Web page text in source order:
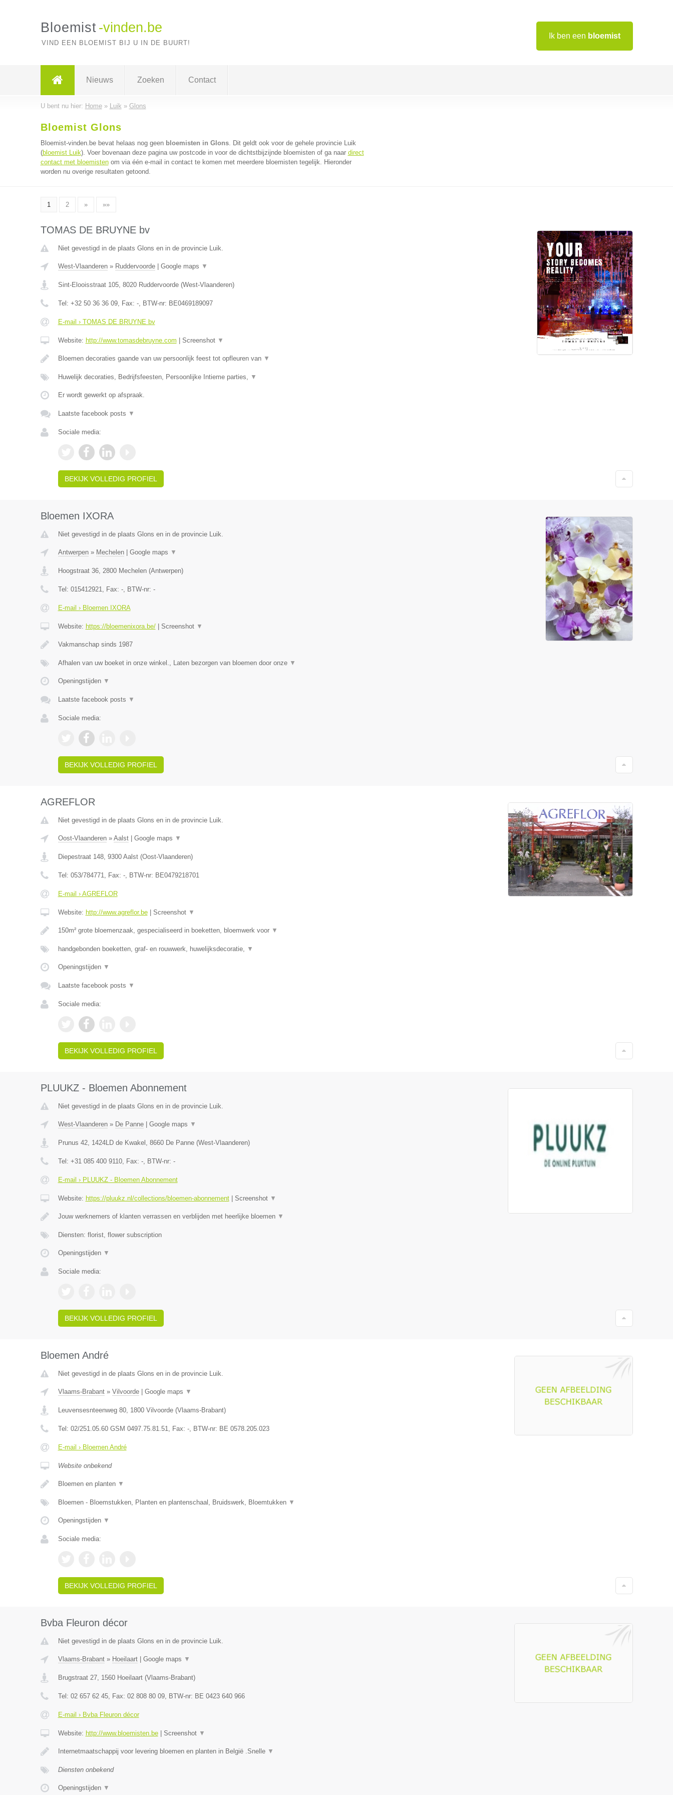
Ik ben een bloemist
Bloemist -vinden.be
VIND EEN BLOEMIST BIJ U IN DE BUURT!
Nieuws Zoeken Contact
U bent nu hier: Home» Luik » Glons
Bloemist Glons
Bloemist-vinden.be bevat helaas nog geen bloemisten in Glons. Dit geldt ook voor de gehele provincie Luik
(bloemist Luik). Voer bovenaan deze pagina uw postcode in voor de dichtstbijzijnde bloemisten of ga naar direct
contact met bloemistenom via één e-mail in contact te komen met meerdere bloemisten tegelijk. Hieronder
worden nu overige resultaten getoond.
1 2 » »»
TOMAS DE BRUYNE bv
Niet gevestigd in de plaats Glons en in de provincie Luik.
West-Vlaanderen» Ruddervoorde| Google maps ▼
Sint-Elooisstraat 105, 8020 Ruddervoorde(West-Vlaanderen)
Tel: +32 50 36 36 09, Fax: -, BTW-nr: BE0469189097
E-mail › TOMAS DE BRUYNE bv
Website: http://www.tomasdebruyne.com Screenshot ▼
Bloemen decoraties gaande van uw persoonlijk feest tot opfleuren van ▼
Huwelijk decoraties, Bedrijfsfeesten, Persoonlijke Intieme parties, ▼
Er wordt gewerkt op afspraak.
Laatste facebook posts ▼
Sociale media:
BEKIJK VOLLEDIG PROFIEL
Bloemen IXORA
Niet gevestigd in de plaats Glons en in de provincie Luik.
Antwerpen» Mechelen| Google maps ▼
Hoogstraat 36, 2800 Mechelen(Antwerpen)
Tel: 015412921, Fax: -, BTW-nr: -
E-mail › Bloemen IXORA
Website: https://bloemenixora.be/| Screenshot ▼
Vakmanschap sinds 1987
Afhalen van uw boeket in onze winkel., Laten bezorgen van bloemen door onze ▼
Openingstijden ▼
Laatste facebook posts ▼
Sociale media:
BEKIJK VOLLEDIG PROFIEL
AGREFLOR
Niet gevestigd in de plaats Glons en in de provincie Luik.
Oost-Vlaanderen» Aalst| Google maps ▼
Diepestraat 148, 9300 Aalst(Oost-Vlaanderen)
Tel: 053/784771, Fax: -, BTW-nr: BE0479218701
E-mail › AGREFLOR
Website: http://www.agreflor.be| Screenshot ▼
150m² grote bloemenzaak, gespecialiseerd in boeketten, bloemwerk voor ▼
handgebonden boeketten, graf- en rouwwerk, huwelijksdecoratie, ▼
Openingstijden ▼
Laatste facebook posts ▼
Sociale media:
BEKIJK VOLLEDIG PROFIEL
PLUUKZ - Bloemen Abonnement
Niet gevestigd in de plaats Glons en in de provincie Luik.
West-Vlaanderen» De Panne| Google maps ▼
Prunus 42, 1424LD de Kwakel , 8660 De Panne(West-Vlaanderen)
Tel: +31 085 400 9110, Fax: -, BTW-nr: -
E-mail › PLUUKZ - Bloemen Abonnement
Website: https://pluukz.nl/collections/bloemen-abonnement| Screenshot ▼
Jouw werknemers of klanten verrassen en verblijden met heerlijke bloemen ▼
Diensten: florist, flower subscription
Openingstijden ▼
Sociale media:
BEKIJK VOLLEDIG PROFIEL
Bloemen André
Niet gevestigd in de plaats Glons en in de provincie Luik.
Vlaams-Brabant» Vilvoorde| Google maps ▼
Leuvensesnteenweg 80, 1800 Vilvoorde(Vlaams-Brabant)
Tel: 02/251.05.60 GSM 0497.75.81.51, Fax: -, BTW-nr: BE 0578.205.023
E-mail › Bloemen André
Website onbekend
Bloemen en planten ▼
Bloemen - Bloemstukken, Planten en plantenschaal, Bruidswerk, Bloemtukken ▼
Openingstijden ▼
Sociale media:
BEKIJK VOLLEDIG PROFIEL
Bvba Fleuron décor
Niet gevestigd in de plaats Glons en in de provincie Luik.
Vlaams-Brabant» Hoeilaart| Google maps ▼
Brugstraat 27, 1560 Hoeilaart(Vlaams-Brabant)
Tel: 02 657 62 45, Fax: 02 808 80 09, BTW-nr: BE 0423 640 966
E-mail › Bvba Fleuron décor
Website: http://www.bloemisten.be| Screenshot ▼
Internetmaatschappij voor levering bloemen en planten in België .Snelle ▼
Diensten onbekend
Openingstijden ▼